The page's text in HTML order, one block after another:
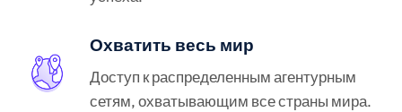
Охватить весь мир
Доступ к распределенным агентурным
сетям, охватывающим все страны мира.